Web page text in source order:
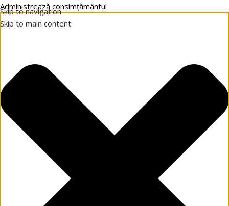
Administrează consimțământul
Skip to navigation
Skip to main content